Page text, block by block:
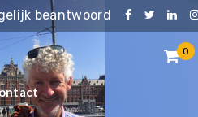
beantwoord
0